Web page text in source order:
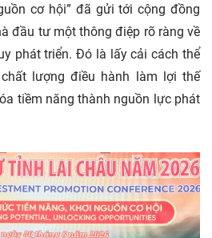
cơ hội” đã gửi tới cộng đồng
đầu tư một thông điệp rõ ràng về
phát triển. Đó là lấy cải cách thể
lượng điều hành làm lợi thế
tiềm năng thành nguồn lực phát